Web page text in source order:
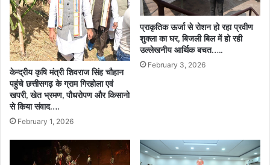
केन्द्रीय कृषि मंत्री शिवराज सिंह चौहान
पहुंचे छत्तीसगढ़ के ग्राम गिरहोला एवं
खपरी, खेत भ्रमण, पौधरोपण और किसानो
से किया संवाद….
February 1, 2026
प्राकृतिक ऊर्जा से रोशन हो रहा प्रवीण
शुक्ला का घर, बिजली बिल में हो रही
उल्लेखनीय आर्थिक बचत…..
February 3, 2026